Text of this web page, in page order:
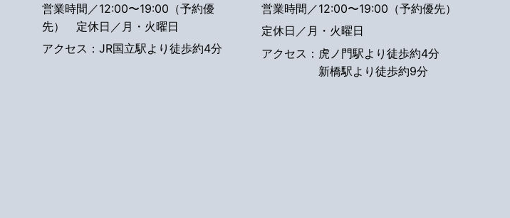
営業時間／12:00〜19:00（予約優
先） 定休日／月・火曜日
アクセス：JR国立駅より徒歩約4分
営業時間／12:00〜19:00（予約優先）
定休日／月・火曜日
アクセス： 虎ノ門駅より徒歩約4分
新橋駅より徒歩約9分